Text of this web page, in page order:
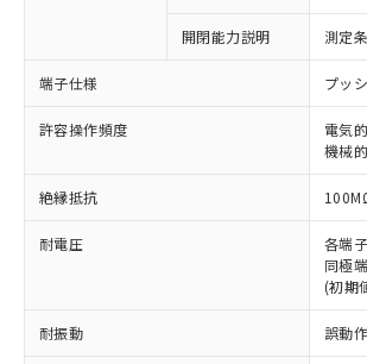
開閉能力説明 測定
端子仕様 プッ
許容操作頻度
電気
機械
絶縁抵抗
耐電圧
各端
同極
(初期
耐振動 誤動
以下の条件をお読みいただき、同
本サービスは、当社制御機
商品の当社在庫状況および
(税抜)を提供させていただく
当社制御機器事業取扱商品
本サービスの対象外となる
ことをご了承ください。
在庫状況および標準価格照会
記載している更新日時点で
タに基づき作成されるもの
対応予定なし：EU RoHS指令（
定はありません。
調査・確認中：EU RoHS指令（
非含有の対応状況を調査中または
非該当品：ライセンス料など無形
害物質有無と関係のない商品です
仕入先様の事情により、非含有部
いたものが、含有品と判明した場
むを得ず変更することがあります
鉛(Pb) 1000ppm以下、 水銀(Hg) 1000ppm
※1 中国RoHS○×表
「○」：最大均質材料含有率が中
基準値以下であることを示します
「×」：最大均質材料含有率が中
基準値を超えていることを示しま
「－」：未確認です。当社販売部
当社は、これら貴社製品の
為替および外国貿易法に定め
（以下｢規制貨物等」という
または国外への提供する場
国政府の輸出許可(または役